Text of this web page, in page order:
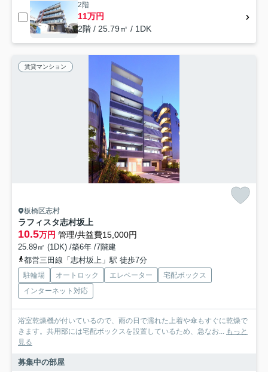
2階
11万円
2階 / 25.79㎡ / 1DK
賃貸マンション
板橋区志村
ラフィスタ志村坂上
10.5万円 管理/共益費15,000円
25.89㎡ (1DK) /築6年 /7階建
都営三田線「志村坂上」駅 徒歩7分
駐輪場 オートロック エレベーター
宅配ボックス
インターネット対応
浴室乾燥機が付いているので、雨の日で濡れた上着や傘もすぐに乾燥で
きます。共用部には宅配ボックスを設置しているため、急なお... もっと
見る
募集中の部屋